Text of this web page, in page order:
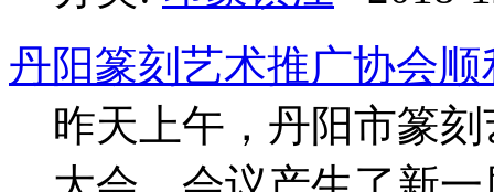
丹阳篆刻艺术推广协会顺
昨天上午，丹阳市篆